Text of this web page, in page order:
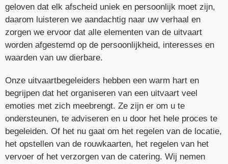
geloven dat elk afscheid uniek en persoonlijk moet zijn,
daarom luisteren we aandachtig naar uw verhaal en
zorgen we ervoor dat alle elementen van de uitvaart
worden afgestemd op de persoonlijkheid, interesses en
waarden van uw dierbare.
Onze uitvaartbegeleiders hebben een warm hart en
begrijpen dat het organiseren van een uitvaart veel
emoties met zich meebrengt. Ze zijn er om u te
ondersteunen, te adviseren en u door het hele proces te
begeleiden. Of het nu gaat om het regelen van de locatie,
het opstellen van de rouwkaarten, het regelen van het
vervoer of het verzorgen van de catering. Wij nemen